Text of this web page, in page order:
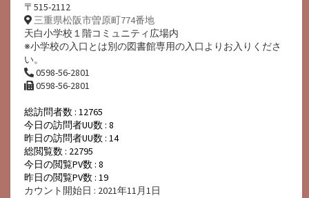
〒515-2112
三重県松阪市曽原町774番地
天白小学校１階コミュニティ広場内
※小学校の入口とは別の図書館専用の入口よりお入りくださ
い。
0598-56-2801
0598-56-2801
総訪問者数 : 12765
今日の訪問者UU数 : 8
昨日の訪問者UU数 : 14
総閲覧数 : 22795
今日の閲覧PV数 : 8
昨日の閲覧PV数 : 19
カウント開始日 : 2021年11月1日